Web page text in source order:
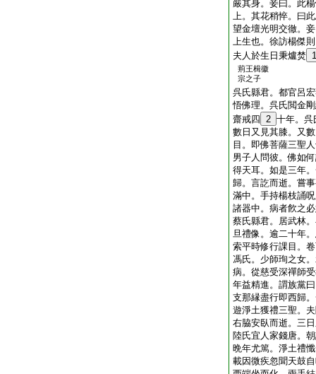
嚴其身。妾曰。此
上。其花稍悴。曰
望金壇光明交徹。
上生也。徐訪楊傑
夫人於生日秉爐焚
1
荊王楫徽
宗之子
呉氏縣君。都官呂
悟佛理。呉氏閲金
齋戒四 2 十年。呉
數日又見其膝。又
目。即佛菩薩三聖
男子人問彼。佛如
得天耳。如是三年
歸。言訖而逝。嘗
滿中。手持楊枝誦
諸器中。病者飮之
蔡氏縣君。居武林
旦禮像。逾二十年
索平時修行課目。
馮氏。少師珣之女
病。從慈受深禪師
年益精進。謂族黨
支那縁盡行即西歸
遊淨土獲禮三聖。
右脇安臥而逝。三
陸氏宜人家錢唐。
晩年尤篤。淨土禮
載因微疾忽聞天鼓